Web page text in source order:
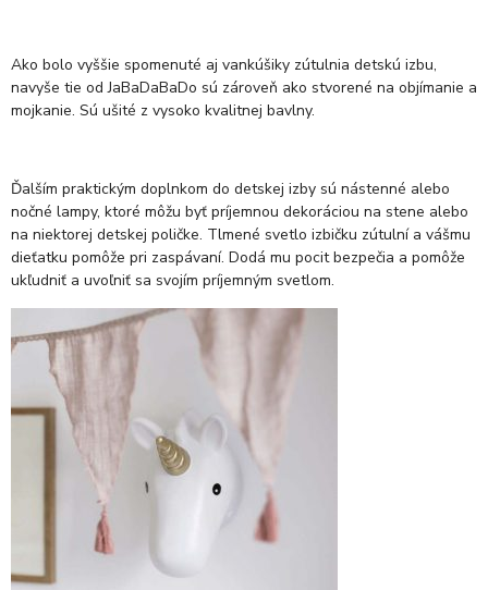
Ako bolo vyššie spomenuté aj vankúšiky zútulnia detskú izbu,
navyše tie od JaBaDaBaDo sú zároveň ako stvorené na objímanie a
mojkanie. Sú ušité z vysoko kvalitnej bavlny.
Ďalším praktickým doplnkom do detskej izby sú nástenné alebo
nočné lampy, ktoré môžu byť príjemnou dekoráciou na stene alebo
na niektorej detskej poličke. Tlmené svetlo izbičku zútulní a vášmu
dieťatku pomôže pri zaspávaní. Dodá mu pocit bezpečia a pomôže
ukľudniť a uvoľniť sa svojím príjemným svetlom.